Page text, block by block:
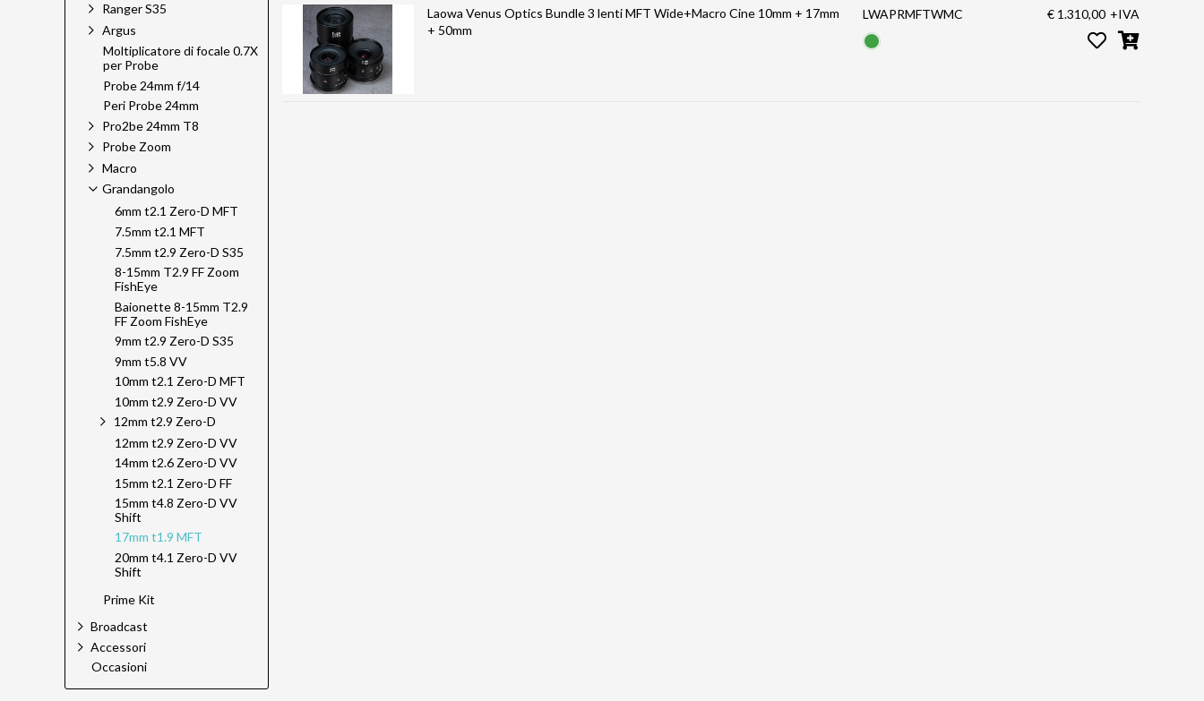
Laowa Venus Optics Bundle 3 lenti MFT Wide+Macro Cine 10mm + 17mm
+ 50mm
LWAPRMFTWMC € 1.310,00 +IVA
Ranger S35
Argus
Moltiplicatore di focale 0.7X
per Probe
Probe 24mm f/14
Peri Probe 24mm
Pro2be 24mm T8
Probe Zoom
Macro
Grandangolo
6mm t2.1 Zero-D MFT
7.5mm t2.1 MFT
7.5mm t2.9 Zero-D S35
8-15mm T2.9 FF Zoom
FishEye
Baionette 8-15mm T2.9
FF Zoom FishEye
9mm t2.9 Zero-D S35
9mm t5.8 VV
10mm t2.1 Zero-D MFT
10mm t2.9 Zero-D VV
12mm t2.9 Zero-D
12mm t2.9 Zero-D VV
14mm t2.6 Zero-D VV
15mm t2.1 Zero-D FF
15mm t4.8 Zero-D VV
Shift
17mm t1.9 MFT
20mm t4.1 Zero-D VV
Shift
Prime Kit
Broadcast
Accessori
Occasioni